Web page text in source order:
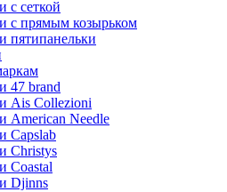
с сеткой
с прямым козырьком
пятипанельки
47 brand
Ais Collezioni
American Needle
Capslab
Christys
Coastal
Djinns